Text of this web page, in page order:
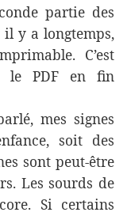
partie des
il y a longtemps,
C’est
le PDF en fin
mes signes
soit des
sont peut-être
Les sourds de
Si certains